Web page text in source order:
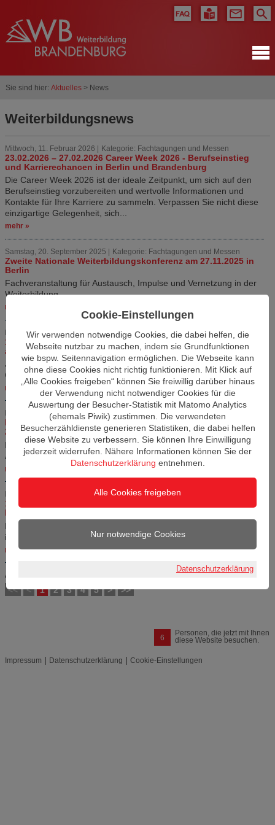
Sie sind hier: Aktuelles> News
Weiterbildungsnews
Mittwoch, 11. Februar 2026 | Kategorie: Fachtagungen und Messen
23.02.2026 – 27.02.2026 Career Week 2026 - Berufseinstieg
und Karrierechancen in Berlin und Brandenburg
Die Career Week 2026 ist der ideale Zeitpunkt, um sich auf den
Berufseinstieg vorzubereiten und wertvolle Informationen und
Kontakte für Ihre Karriere zu sammeln. Verpassen Sie nicht diese
einzigartige Gelegenheit, sich...
mehr »
Samstag, 20. September 2025 | Kategorie: Fachtagungen und Messen
Zweite Nationale Weiterbildungskonferenz am 27.11.2025 in
Berlin
Fachveranstaltung für Austausch, Impulse und Vernetzung in der
Weiterbildung.
mehr »
Dienstag, 22. Juli 2025 | Kategorie: Fachtagungen und Messen
14.10.2025, 11:00 bis 16:00 Uhr: THCONNECT – Karrieremesse
an der Technischen Hochschule Wildau
Jetzt Stand sichern und mit qualifizierten Nachwuchskräften ins
Gespräch kommen.
mehr »
Freitag, 18. Juli 2025 | Kategorie: Fachtagungen und Messen
Beratungstag Weiterbildung bei der IHK Cottbus am 26. Juli
2025
Ein Tag für individuelle Beratung zu Karrierewegen und
Aufstiegsqualifizierungen.
mehr »
Donnerstag, 03. Juli 2025 | Kategorie: Fachtagungen und Messen
15.07.2025, 10:00 bis 15:00 Uhr: Industriearbeit im Umbruch –
Risiken, Chancen, Verantwortung
Fachkonferenz zu Transformation, Qualifizierung und Zukunft
industrieller Arbeit.
mehr »
Artikel
<<
< 1 2 3 4 5 > >>
6
Personen, die jetzt mit Ihnen
diese Website besuchen.
Impressum | Datenschutzerklärung | Cookie-Einstellungen
Cookie-Einstellungen
Wir verwenden notwendige Cookies, die dabei helfen, die
Webseite nutzbar zu machen, indem sie Grundfunktionen
wie bspw. Seitennavigation ermöglichen. Die Webseite kann
ohne diese Cookies nicht richtig funktionieren. Mit Klick auf
„Alle Cookies freigeben“ können Sie freiwillig darüber hinaus
der Verwendung nicht notwendiger Cookies für die
Auswertung der Besucher-Statistik mit Matomo Analytics
(ehemals Piwik) zustimmen. Die verwendeten
Besucherzähldienste generieren Statistiken, die dabei helfen
diese Website zu verbessern. Sie können Ihre Einwilligung
jederzeit widerrufen. Nähere Informationen können Sie der
Datenschutzerklärung entnehmen.
Alle Cookies freigeben
Nur notwendige Cookies
Datenschutzerklärung